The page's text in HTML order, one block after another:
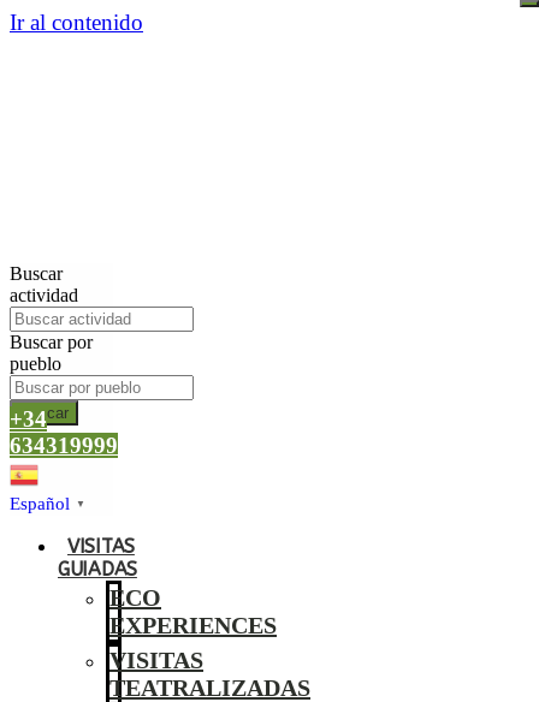
Ir al contenido
Buscar
actividad
Buscar por
pueblo
Buscar
+34
634319999
Español ▼
VISITAS
GUIADAS
ECO
EXPERIENCES
VISITAS
TEATRALIZADAS